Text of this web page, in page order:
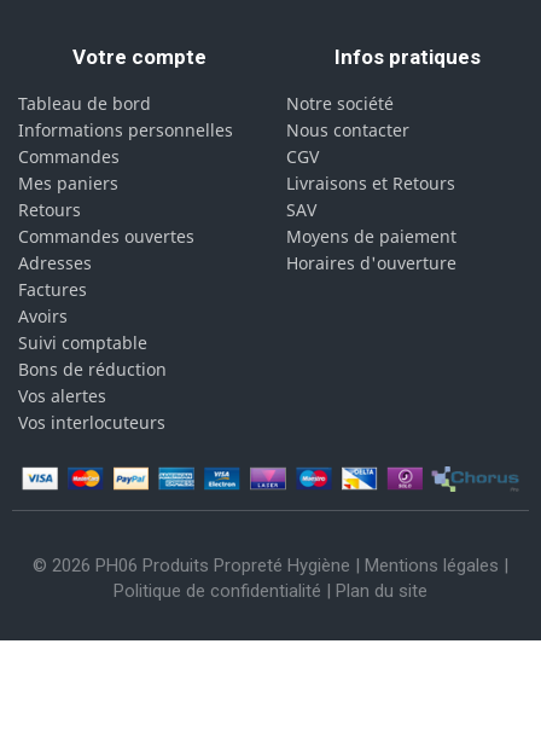
Votre compte
Tableau de bord
Informations personnelles
Commandes
Mes paniers
Retours
Commandes ouvertes
Adresses
Factures
Avoirs
Suivi comptable
Bons de réduction
Vos alertes
Vos interlocuteurs
Infos pratiques
Notre société
Nous contacter
CGV
Livraisons et Retours
SAV
Moyens de paiement
Horaires d'ouverture
© 2026 PH06 Produits Propreté Hygiène | Mentions légales
Politique de confidentialité
Plan du site